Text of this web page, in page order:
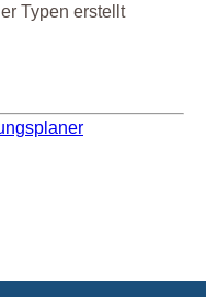
Typen erstellt